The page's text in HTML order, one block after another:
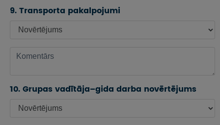
9. Transporta pakalpojumi
10. Grupas vadītāja–gida darba novērtējums